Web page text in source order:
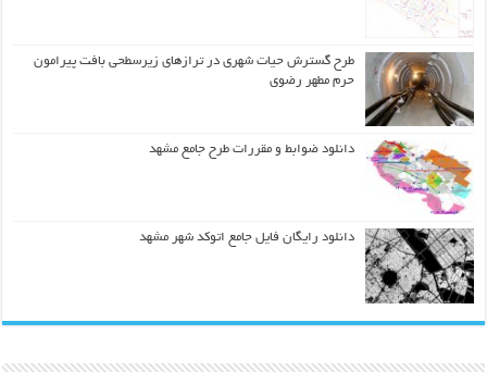
طرح گسترش حیات شهري در ترازهاي زیرسطحی بافت پیرامون
حرم مطهر رضوي
دانلود ضوابط و مقررات طرح جامع مشهد
دانلود رایگان فایل جامع اتوکد شهر مشهد